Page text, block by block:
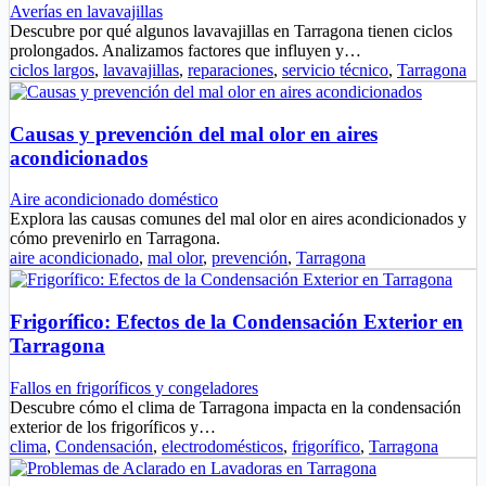
Averías en lavavajillas
Descubre por qué algunos lavavajillas en Tarragona tienen ciclos
prolongados. Analizamos factores que influyen y…
ciclos largos, lavavajillas, reparaciones, servicio técnico, Tarragona
Causas y prevención del mal olor en aires
acondicionados
Aire acondicionado doméstico
Explora las causas comunes del mal olor en aires acondicionados y
cómo prevenirlo en Tarragona.
aire acondicionado, mal olor, prevención, Tarragona
Frigorífico: Efectos de la Condensación Exterior en
Tarragona
Fallos en frigoríficos y congeladores
Descubre cómo el clima de Tarragona impacta en la condensación
exterior de los frigoríficos y…
clima, Condensación, electrodomésticos, frigorífico, Tarragona